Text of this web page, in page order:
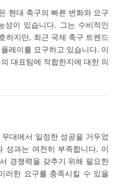
현대 축구의 빠른 변화와 요구
성이 있습니다. 그는 수비적인
하지만, 최근 국제 축구 트렌드
레이를 요구하고 있습니다. 이
대표팀에 적합한지에 대한 의
대에서 일정한 성공을 거두었
성과는 여전히 부족합니다. 이
경쟁력을 갖추기 위해 필요한
러한 요구를 충족시킬 수 있을